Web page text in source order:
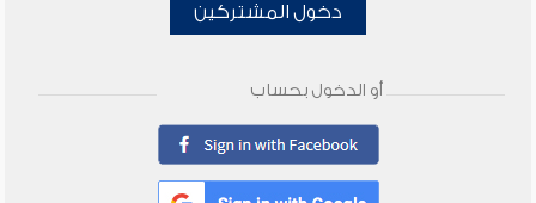
دخول المشتركين
أو الدخول بحساب